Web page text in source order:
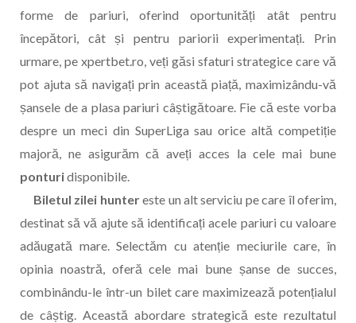
forme de pariuri, oferind oportunități atât pentru
începători, cât și pentru pariorii experimentați. Prin
urmare, pe xpertbet.ro, veți găsi sfaturi strategice care vă
pot ajuta să navigați prin această piață, maximizându-vă
șansele de a plasa pariuri câștigătoare. Fie că este vorba
despre un meci din SuperLiga sau orice altă competiție
majoră, ne asigurăm că aveți acces la cele mai bune
ponturidisponibile.
Biletul zilei huntereste un alt serviciu pe care îl oferim,
destinat să vă ajute să identificați acele pariuri cu valoare
adăugată mare. Selectăm cu atenție meciurile care, în
opinia noastră, oferă cele mai bune șanse de succes,
combinându-le într-un bilet care maximizează potențialul
de câștig. Această abordare strategică este rezultatul